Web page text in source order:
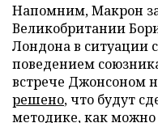
Напомним, Макрон
Великобритании
Лондона в ситуации
поведением
встрече Джонсоном
решено, что будут
методике, как